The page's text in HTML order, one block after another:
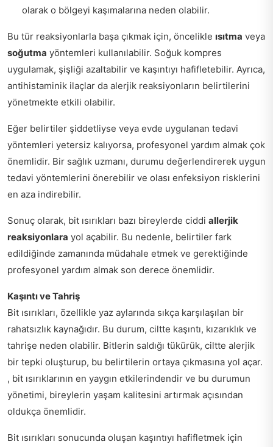
olarak o bölgeyi kaşımalarına neden olabilir.
Bu tür reaksiyonlarla başa çıkmak için, öncelikle ısıtma veya
soğutma yöntemleri kullanılabilir. Soğuk kompres
uygulamak, şişliği azaltabilir ve kaşıntıyı hafifletebilir. Ayrıca,
antihistaminik ilaçlar da alerjik reaksiyonların belirtilerini
yönetmekte etkili olabilir.
Eğer belirtiler şiddetliyse veya evde uygulanan tedavi
yöntemleri yetersiz kalıyorsa, profesyonel yardım almak çok
önemlidir. Bir sağlık uzmanı, durumu değerlendirerek uygun
tedavi yöntemlerini önerebilir ve olası enfeksiyon risklerini
en aza indirebilir.
Sonuç olarak, bit ısırıkları bazı bireylerde ciddi allerjik
reaksiyonlara yol açabilir. Bu nedenle, belirtiler fark
edildiğinde zamanında müdahale etmek ve gerektiğinde
profesyonel yardım almak son derece önemlidir.
Kaşıntı ve Tahriş
Bit ısırıkları, özellikle yaz aylarında sıkça karşılaşılan bir
rahatsızlık kaynağıdır. Bu durum, ciltte kaşıntı, kızarıklık ve
tahrişe neden olabilir. Bitlerin saldığı tükürük, ciltte alerjik
bir tepki oluşturup, bu belirtilerin ortaya çıkmasına yol açar.
, bit ısırıklarının en yaygın etkilerindendir ve bu durumun
yönetimi, bireylerin yaşam kalitesini artırmak açısından
oldukça önemlidir.
Bit ısırıkları sonucunda oluşan kaşıntıyı hafifletmek için